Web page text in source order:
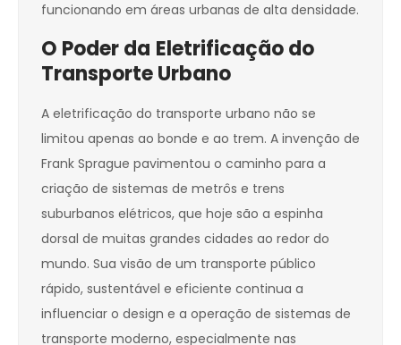
funcionando em áreas urbanas de alta densidade.
O Poder da Eletrificação do
Transporte Urbano
A eletrificação do transporte urbano não se
limitou apenas ao bonde e ao trem. A invenção de
Frank Sprague pavimentou o caminho para a
criação de sistemas de metrôs e trens
suburbanos elétricos, que hoje são a espinha
dorsal de muitas grandes cidades ao redor do
mundo. Sua visão de um transporte público
rápido, sustentável e eficiente continua a
influenciar o design e a operação de sistemas de
transporte moderno, especialmente nas